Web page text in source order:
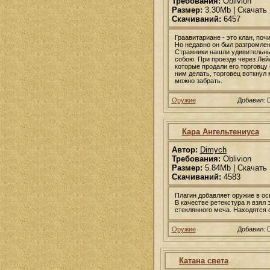
Размер: 3.30Mb | Скачать
Скачиваний: 6457
Граавитариане - это клан,
Но недавно он был
Стражники нашли
собою. При проезде через
которые продали его
ним делать, торговец
можно забрать.
Добавил:
Оружие
Кара Ангельтениуса
Автор: Dimych
Требования: Oblivion
Размер: 5.84Mb | Скачать
Скачиваний: 4583
Плагин добавляет оружие в
В качестве ретекстура я
стеклянного меча. Находятся
Добавил:
Оружие
Катана света